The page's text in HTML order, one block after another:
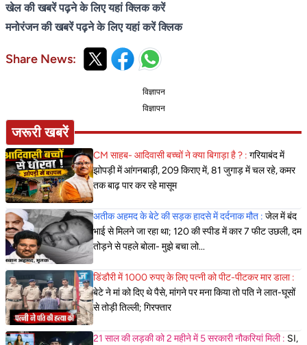
खेल की खबरें पढ़ने के लिए यहां क्लिक करें
मनोरंजन की खबरें पढ़ने के लिए यहां करें क्लिक
Share News:
विज्ञापन
विज्ञापन
जरूरी खबरें
CM साहब- आदिवासी बच्चों ने क्या बिगाड़ा है ? : गरियाबंद में
झोपड़ी में आंगनबाड़ी, 209 किराए में, 81 जुगाड़ में चल रहे, कमर
तक बाढ़ पार कर रहे मासूम
अतीक अहमद के बेटे की सड़क हादसे में दर्दनाक मौत : जेल में बंद
भाई से मिलने जा रहा था; 120 की स्पीड में कार 7 फीट उछली, दम
तोड़ने से पहले बोला- मुझे बचा लो...
डिंडौरी में 1000 रुपए के लिए पत्नी को पीट-पीटकर मार डाला :
बेटे ने मां को दिए थे पैसे, मांगने पर मना किया तो पति ने लात-घूसों
से तोड़ी तिल्ली; गिरफ्तार
21 साल की लड़की को 2 महीने में 5 सरकारी नौकरियां मिली : SI,